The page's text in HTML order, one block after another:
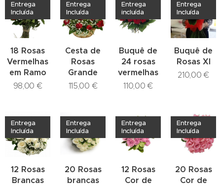
18 Rosas
Vermelhas
em Ramo
Entrega
Incluída
98,00 €
Cesta de
Rosas
Grande
Entrega
Incluída
115,00 €
Buquê de
24 rosas
vermelhas
Entrega
incluída
110,00 €
Buquê de
Rosas Xl
Entrega
Incluída
210,00 €
12 Rosas
Brancas
Entrega
Incluída
20 Rosas
brancas
Entrega
Incluída
12 Rosas
Cor de
Entrega
Incluída
20 Rosas
Cor de
Entrega
Incluída